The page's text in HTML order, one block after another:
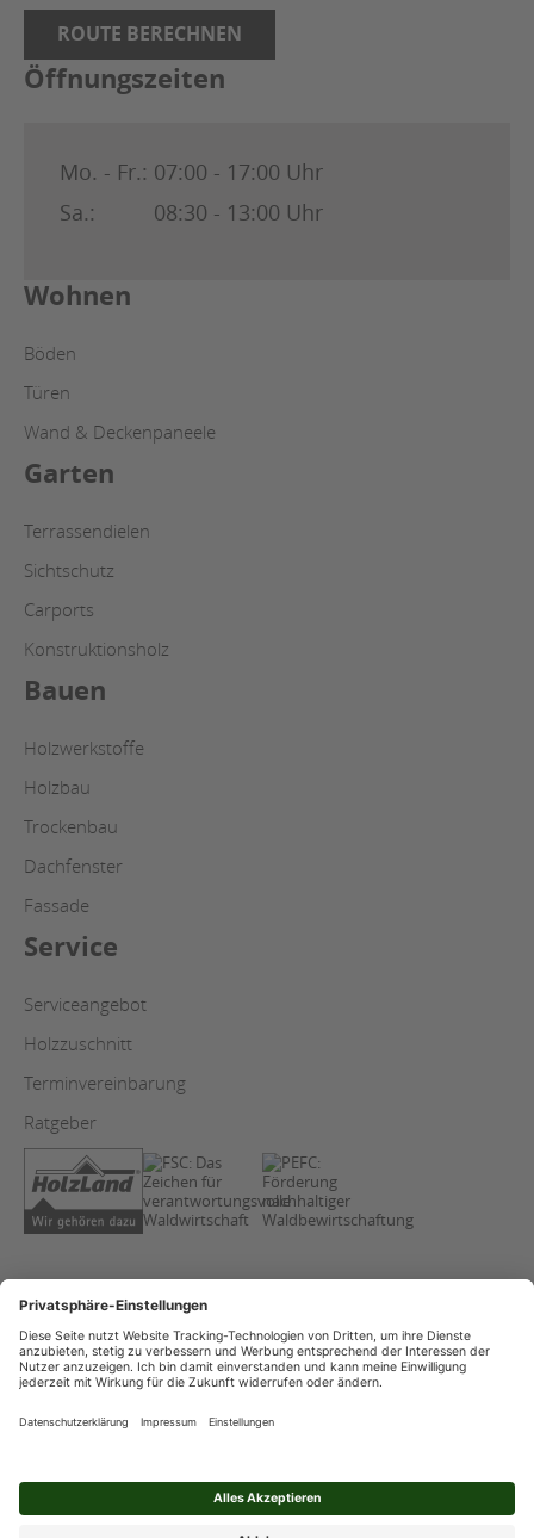
ROUTE BERECHNEN
Öffnungszeiten
Mo. - Fr.: 07:00 - 17:00 Uhr
Sa.:
08:30 - 13:00 Uhr
Wohnen
Böden
Türen
Wand & Deckenpaneele
Garten
Terrassendielen
Sichtschutz
Carports
Konstruktionsholz
Bauen
Holzwerkstoffe
Holzbau
Trockenbau
Dachfenster
Fassade
Service
Serviceangebot
Holzzuschnitt
Terminvereinbarung
Ratgeber
AGB
Datenschutz
Impressum